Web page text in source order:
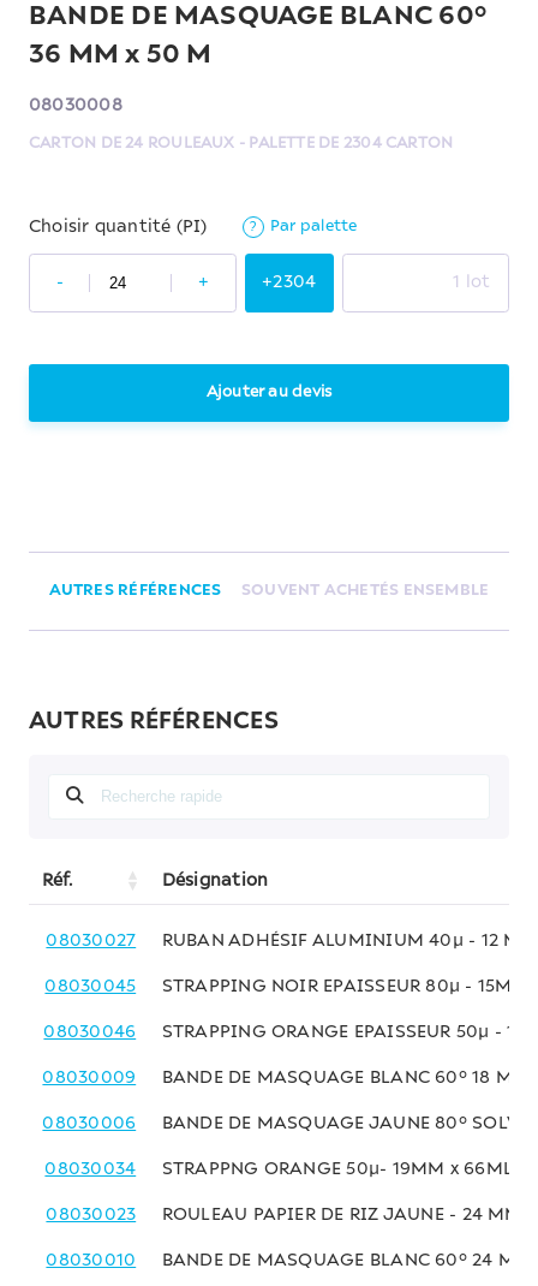
BANDE DE MASQUAGE BLANC 60°
36 MM x 50 M
08030008
CARTON DE 24 ROULEAUX - PALETTE DE 2304 CARTON
Choisir quantité (PI) ? Par palette
- + +2304 1 lot
Ajouter au devis
AUTRES RÉFÉRENCES SOUVENT ACHETÉS ENSEMBLE
AUTRES RÉFÉRENCES
Réf. Désignation
08030027 RUBAN ADHÉSIF ALUMINIUM 40µ - 12
08030045 STRAPPING NOIR EPAISSEUR 80µ - 15MM
08030046 STRAPPING ORANGE EPAISSEUR 50µ -
08030009 BANDE DE MASQUAGE BLANC 60° 18 MM
08030006 BANDE DE MASQUAGE JAUNE 80°
08030034 STRAPPNG ORANGE 50µ- 19MM x 66ML
08030023 ROULEAU PAPIER DE RIZ JAUNE - 24 MM
08030010 BANDE DE MASQUAGE BLANC 60° 24